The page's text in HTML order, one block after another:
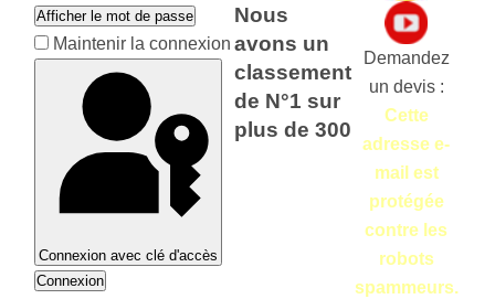
Afficher le mot de passe
Maintenir la connexion
Connexion avec clé d'accès
Connexion
Nous
avons un
classement
de N°1 sur
plus de 300
Demandez
un devis :
Cette
adresse e-
mail est
protégée
contre les
robots
spammeurs.